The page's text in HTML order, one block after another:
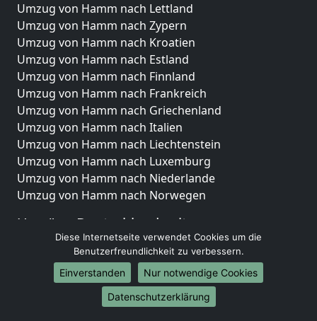
Umzug von Hamm nach Lettland
Umzug von Hamm nach Zypern
Umzug von Hamm nach Kroatien
Umzug von Hamm nach Estland
Umzug von Hamm nach Finnland
Umzug von Hamm nach Frankreich
Umzug von Hamm nach Griechenland
Umzug von Hamm nach Italien
Umzug von Hamm nach Liechtenstein
Umzug von Hamm nach Luxemburg
Umzug von Hamm nach Niederlande
Umzug von Hamm nach Norwegen
Umzüge-Deutschlandweit
Umzug von Hamm nach Berlin
Umzug von Hamm nach Hamburg
Umzug von Hamm nach München
Umzug von Hamm nach Köln
Diese Internetseite verwendet Cookies um die
Benutzerfreundlichkeit zu verbessern.
Einverstanden
Nur notwendige Cookies
Datenschutzerklärung